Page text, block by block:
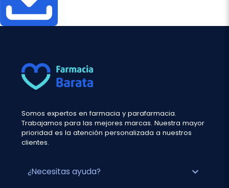
Somos expertos en farmacia y parafarmacia.
Trabajamos para las mejores marcas. Nuestra mayor
prioridad es la atención personalizada a nuestros
clientes.
¿Necesitas ayuda? expand_more